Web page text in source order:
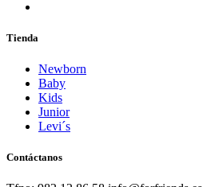
Tienda
Newborn
Baby
Kids
Junior
Levi´s
Contáctanos